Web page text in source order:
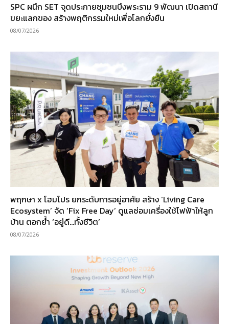
SPC ผนึก SET จุดประกายชุมชนบึงพระราม 9 พัฒนา เปิดสถานี
ขยะแลกของ สร้างพฤติกรรมใหม่เพื่อโลกยั่งยืน
08/07/2026
พฤกษา x โฮมโปร ยกระดับการอยู่อาศัย สร้าง ‘Living Care
Ecosystem’ จัด ‘Fix Free Day’ ดูแลซ่อมเครื่องใช้ไฟฟ้าให้ลูก
บ้าน ตอกย้ำ ‘อยู่ดี…ทั้งชีวิต’
08/07/2026